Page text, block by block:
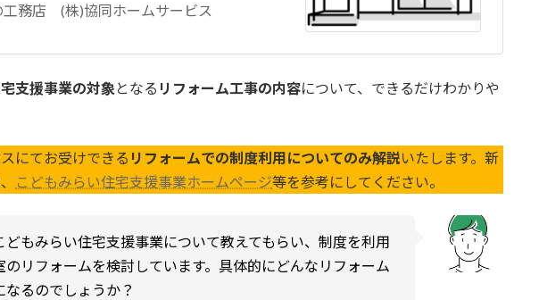
工務店 (株)協同ホームサービス
支援事業の対象 となる リフォーム工事の内容について、できるだけわかりや
にてお受けできる リフォームでの制度利用についてのみ解説いたします。新
こどもみらい住宅支援事業ホームページ等を参考にしてください。
どもみらい住宅支援事業について教えてもらい、制度を利用
のリフォームを検討しています。具体的にどんなリフォーム
なるのでしょうか？